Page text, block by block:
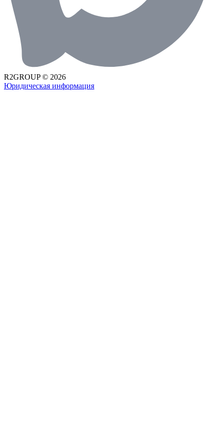
R2GROUP © 2026
Юридическая информация